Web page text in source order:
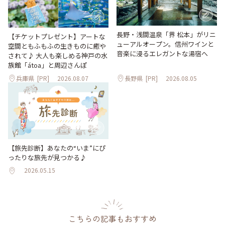
【チケットプレゼント】アートな
空間ともふもふの生きものに癒や
されて♪ 大人も楽しめる神戸の水
族館「átoa」と周辺さんぽ
兵庫県 [PR] 2026.08.07
長野・浅間温泉「界 松本」がリニ
ューアルオープン。信州ワインと
音楽に浸るエレガントな湯宿へ
長野県 [PR] 2026.08.05
【旅先診断】あなたの“いま”にぴ
ったりな旅先が見つかる♪
2026.05.15
こちらの記事もおすすめ